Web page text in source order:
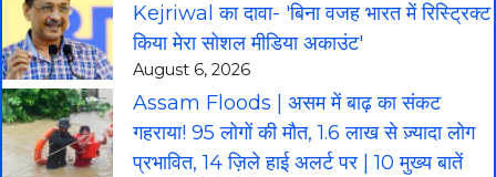
Kejriwal का दावा- 'बिना वजह भारत में रिस्ट्रिक्ट
किया मेरा सोशल मीडिया अकाउंट'
August 6, 2026
Assam Floods | असम में बाढ़ का संकट
गहराया! 95 लोगों की मौत, 1.6 लाख से ज़्यादा लोग
प्रभावित, 14 ज़िले हाई अलर्ट पर | 10 मुख्य बातें